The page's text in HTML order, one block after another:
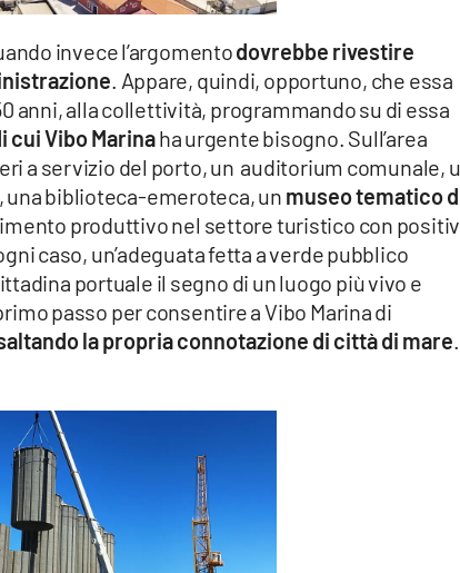
invece l’argomentodovrebbe rivestire
. Appare, quindi, opportuno, che essa
anni, alla collettività, programmando su di essa
cui Vibo Marinaha urgente bisogno. Sull’area
a servizio del porto, un auditorium comunale,
una biblioteca-emeroteca, un museo tematico
produttivo nel settore turistico con
caso, un’adeguata fetta a verde pubblico
portuale il segno di un luogo più vivo e
passo per consentire a Vibo Marina di
la propria connotazione di città di mare